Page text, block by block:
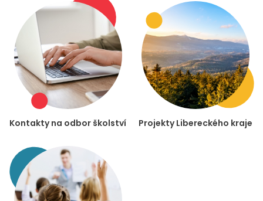
Kontakty na odbor školství Projekty Libereckého kraje